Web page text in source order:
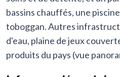
bassins chauffés, une
toboggan. Autres
d'eau, plaine de jeux
produits du pays (vue